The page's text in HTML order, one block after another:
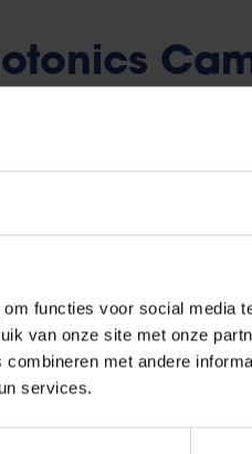
functies voor social media
van onze site met onze
met andere
services.